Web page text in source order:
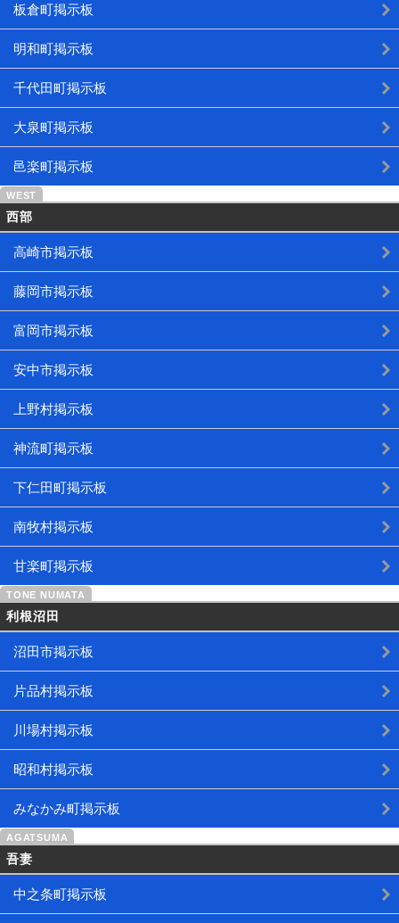
板倉町掲示板
明和町掲示板
千代田町掲示板
大泉町掲示板
邑楽町掲示板
西部
高崎市掲示板
藤岡市掲示板
富岡市掲示板
安中市掲示板
上野村掲示板
神流町掲示板
下仁田町掲示板
南牧村掲示板
甘楽町掲示板
利根沼田
沼田市掲示板
片品村掲示板
川場村掲示板
昭和村掲示板
みなかみ町掲示板
吾妻
中之条町掲示板